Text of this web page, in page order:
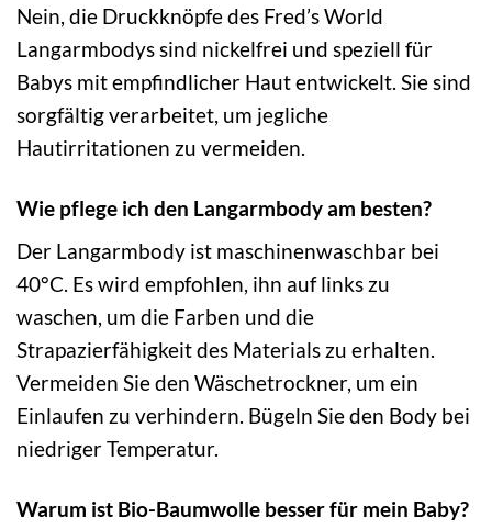
Nein, die Druckknöpfe des Fred’s World
Langarmbodys sind nickelfrei und speziell für
Babys mit empfindlicher Haut entwickelt. Sie sind
sorgfältig verarbeitet, um jegliche
Hautirritationen zu vermeiden.
Wie pflege ich den Langarmbody am besten?
Der Langarmbody ist maschinenwaschbar bei
40°C. Es wird empfohlen, ihn auf links zu
waschen, um die Farben und die
Strapazierfähigkeit des Materials zu erhalten.
Vermeiden Sie den Wäschetrockner, um ein
Einlaufen zu verhindern. Bügeln Sie den Body bei
niedriger Temperatur.
Warum ist Bio-Baumwolle besser für mein Baby?